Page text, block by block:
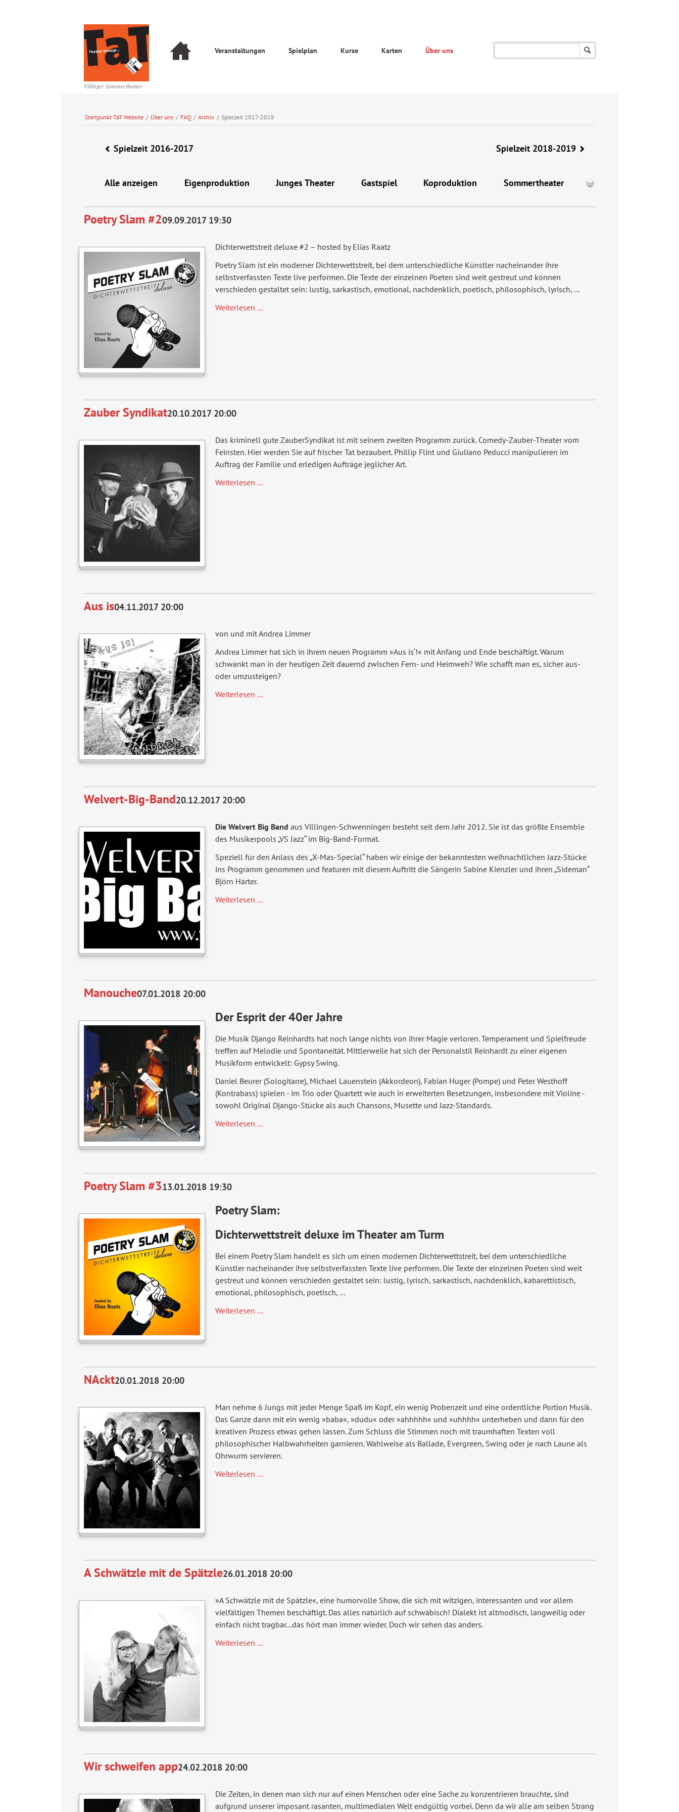
Villinger Sommertheater
Navigation
überspringen
Veranstaltungen Spielplan Kurse Karten Über uns
Startpunkt TaT Website / Über uns / FAQ / Archiv / Spielzeit 2017-2018
Spielzeit 2016-2017 Spielzeit 2018-2019
Alle anzeigen Eigenproduktion Junges Theater Gastspiel Koproduktion Sommertheater
Poetry Slam #209.09.2017 19:30
Dichterwettstreit deluxe #2 – hosted by Elias Raatz
Poetry Slam ist ein moderner Dichter­wettstreit, bei dem unterschiedliche Künstler nacheinander ihre
selbstverfassten Texte live performen. Die Texte der einzelnen Poeten sind weit gestreut und können
verschieden gestaltet sein: lustig, sarkastisch, emotional, nachdenklich, poetisch, philosophisch, lyrisch, …
Weiterlesen …
Zauber Syndikat20.10.2017 20:00
Das kriminell gute ZauberSyndikat ist mit seinem zweiten Programm zurück. Comedy-Zauber-­Theater vom
Feinsten. Hier werden Sie auf frischer Tat ­bezaubert. Phillip Flint und Giuliano Peducci manipulieren im
Auftrag der Familie und erledigen Aufträge jeglicher Art.
Weiterlesen …
Aus is04.11.2017 20:00
von und mit Andrea Limmer
Andrea Limmer hat sich in ihrem neuen Programm »Aus is‘!« mit Anfang und Ende beschäftigt. Warum
schwankt man in der heutigen Zeit dauernd zwischen Fern- und Heimweh? Wie schafft man es, sicher aus-
oder umzusteigen?
Weiterlesen …
Welvert-Big-Band20.12.2017 20:00
Die Welvert Big Band aus Villingen-Schwenningen besteht seit dem Jahr 2012. Sie ist das größte Ensemble
des Musikerpools „VS Jazz“ im Big-Band-Format.
Speziell für den Anlass des „X-Mas-Special“ haben wir einige der bekanntesten weihnachtlichen Jazz-Stücke
ins Programm genommen und featuren mit diesem Auftritt die Sängerin Sabine Kienzler und ihren „Sideman“
Björn Härter.
Weiterlesen …
Manouche07.01.2018 20:00
Der Esprit der 40er Jahre
Die Musik Django Reinhardts hat noch lange nichts von ihrer Magie verloren. Temperament und Spielfreude
treffen auf Melodie und Spontaneität. Mittlerweile hat sich der Personalstil Reinhardt zu einer eigenen
Musikform entwickelt: Gypsy Swing.
Daniel Beurer (Sologitarre), Michael Lauenstein (Akkordeon), Fabian Huger (Pompe) und Peter Westhoff
(Kontrabass) spielen - im Trio oder Quartett wie auch in erweiterten Besetzungen, insbesondere mit Violine -
sowohl Original Django-Stücke als auch Chansons, Musette und Jazz-Standards.
Weiterlesen …
Poetry Slam #313.01.2018 19:30
Poetry Slam:
Dichterwettstreit deluxe im Theater am Turm
Bei einem Poetry Slam handelt es sich um einen modernen Dichterwettstreit, bei dem unterschiedliche
Künstler nacheinander ihre selbstverfassten Texte live performen. Die Texte der einzelnen Poeten sind weit
gestreut und können verschieden gestaltet sein: lustig, lyrisch, sarkastisch, nachdenklich, kabarettistisch,
emotional, philosophisch, poetisch, …
Weiterlesen …
NAckt20.01.2018 20:00
Man nehme 6 Jungs mit jeder Menge Spaß im Kopf, ein wenig Probenzeit und eine ordentliche Portion Musik.
Das Ganze dann mit ein wenig »baba«, »dudu« oder »ahhhhh« und »uhhhh« unterheben und dann für den
kreativen Prozess etwas gehen lassen. Zum Schluss die Stimmen noch mit traumhaften Texten voll
philosophischer Halbwahrheiten garnieren. Wahlweise als Ballade, Evergreen, Swing oder je nach Laune als
Ohrwurm servieren.
Weiterlesen …
A Schwätzle mit de Spätzle26.01.2018 20:00
»A Schwätzle mit de Spätzle«, eine humorvolle Show, die sich mit witzigen, interessanten und vor allem
vielfältigen Themen beschäftigt. Das alles natürlich auf schwäbisch! Dialekt ist altmodisch, langweilig oder
einfach nicht tragbar…das hört man immer wieder. Doch wir sehen das anders.
Weiterlesen …
Wir schweifen app24.02.2018 20:00
Die Zeiten, in denen man sich nur auf einen Menschen oder eine Sache zu konzentrieren brauchte, sind
aufgrund unserer imposant rasanten, multimedialen Welt endgültig vorbei. Denn da wir alle am selben Strang